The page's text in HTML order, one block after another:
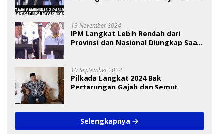
13 November 2024
IPM Langkat Lebih Rendah dari
Provinsi dan Nasional Diungkap Saat
10 September 2024
Pilkada Langkat 2024 Bak
Pertarungan Gajah dan Semut
Selengkapnya